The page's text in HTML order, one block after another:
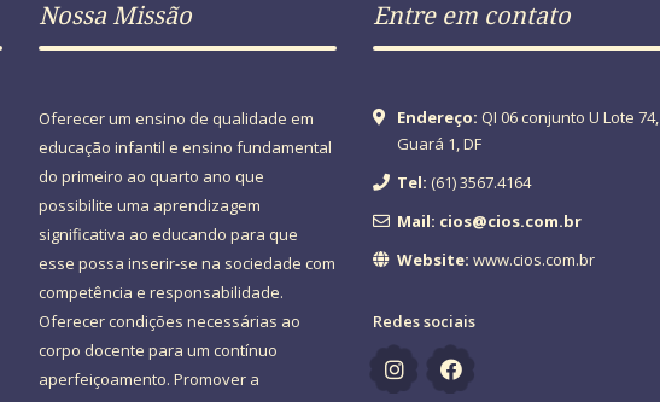
Nossa Missão
Oferecer um ensino de qualidade em
educação infantil e ensino fundamental
do primeiro ao quarto ano que
possibilite uma aprendizagem
significativa ao educando para que
esse possa inserir-se na sociedade com
competência e responsabilidade.
Oferecer condições necessárias ao
corpo docente para um contínuo
aperfeiçoamento. Promover a
Entre em contato
Endereço: QI 06 conjunto U Lote 74,
Guará 1, DF
Tel: (61) 3567.4164
Mail: cios@cios.com.br
Website: www.cios.com.br
Redes sociais